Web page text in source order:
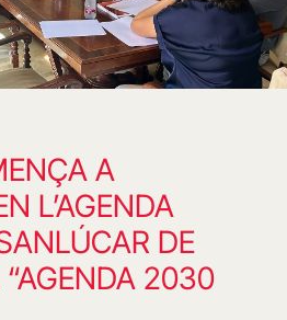
A
L’AGENDA
DE
2030